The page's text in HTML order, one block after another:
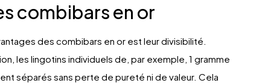
combibars en or
des combibars en or est leur divisibilité.
les lingotins individuels de, par exemple, 1 gramme
séparés sans perte de pureté ni de valeur. Cela